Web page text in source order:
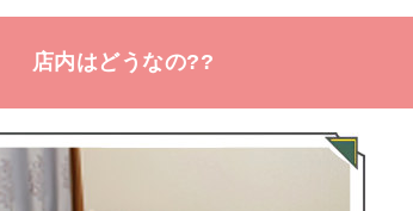
店内はどうなの??